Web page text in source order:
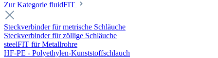
Zur Kategorie fluidFIT
Steckverbinder für metrische Schläuche
Steckverbinder für zöllige Schläuche
steelFIT für Metallrohre
HF-PE - Polyethylen-Kunststoffschlauch